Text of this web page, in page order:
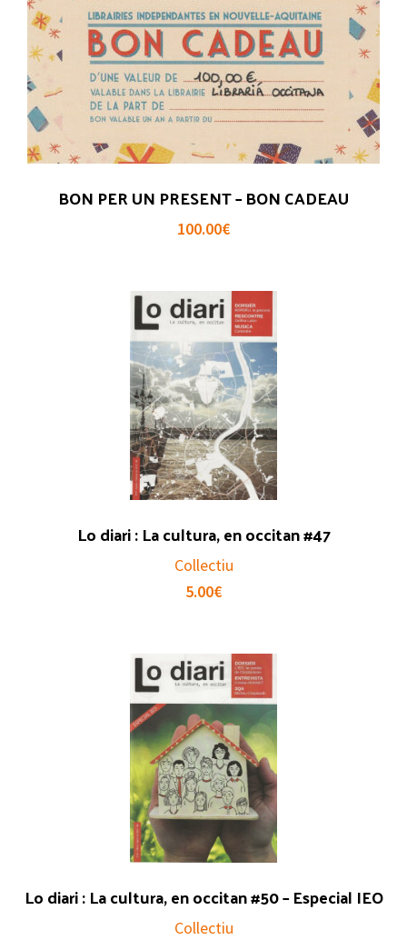
BON PER UN PRESENT – BON CADEAU
100.00€
Lo diari : La cultura, en occitan #47
Collectiu
5.00€
Lo diari : La cultura, en occitan #50 – Especial IEO
Collectiu